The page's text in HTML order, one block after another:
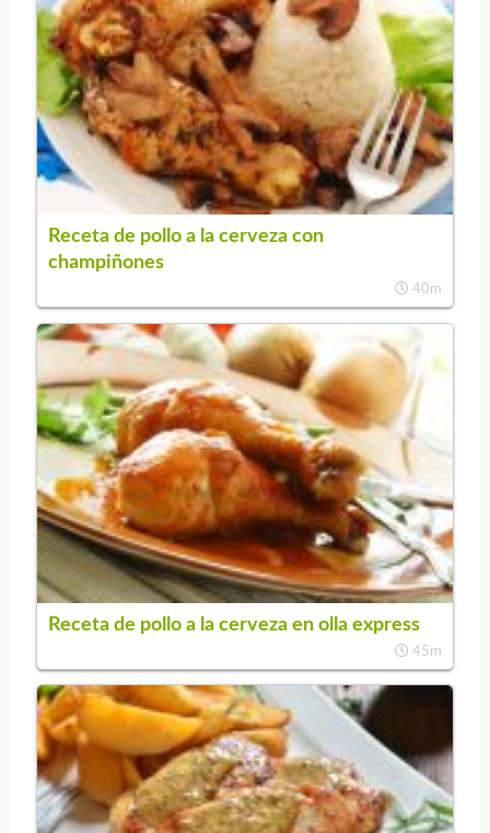
Receta de pollo a la cerveza con
champiñones
40m
Receta de pollo a la cerveza en olla express
45m